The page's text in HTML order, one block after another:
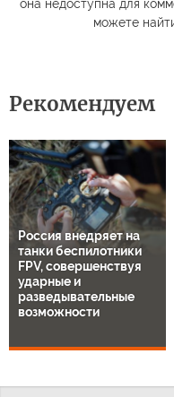
она недоступна для
можете
Рекомендуем
Россия внедряет на
танки беспилотники
FPV, совершенствуя
ударные и
разведывательные
возможности